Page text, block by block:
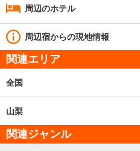
周辺のホテル
周辺宿からの現地情報
関連エリア
全国
山梨
関連ジャンル